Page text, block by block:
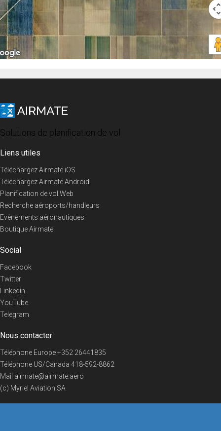
Solutions de planification de vol
Liens utiles
Téléchargez Airmate iOS
Téléchargez Airmate Android
Planification de vol Web
Recherche aéroports/handleurs
Evénements aéronautiques
Boutique Airmate
Social
Facebook
Twitter
Linkedin
YouTube
Telegram
Nous contacter
Téléphone Europe+352 26441835
Téléphone US/Canada 418-592-8862
Mail airmate@airmate.aero
(c) Myriel Aviation SA